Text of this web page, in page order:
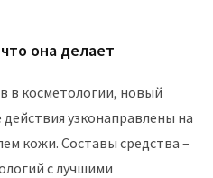
она делает
в косметологии, новый
узконаправлены на
кожи. Составы средства –
с лучшими